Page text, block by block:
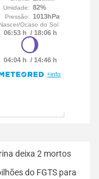
deixa 2 mortos
do FGTS para